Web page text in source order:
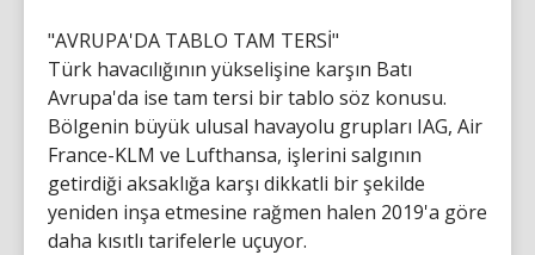
"AVRUPA'DA TABLO TAM TERSİ"
Türk havacılığının yükselişine karşın Batı
Avrupa'da ise tam tersi bir tablo söz konusu.
Bölgenin büyük ulusal havayolu grupları IAG, Air
France-KLM ve Lufthansa, işlerini salgının
getirdiği aksaklığa karşı dikkatli bir şekilde
yeniden inşa etmesine rağmen halen 2019'a göre
daha kısıtlı tarifelerle uçuyor.